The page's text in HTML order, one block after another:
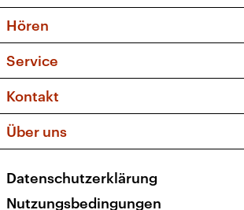
Sendungen und Podcasts
Musikliste
Kakadu – Das Kinderprogramm
Hören
Frequenzen (UKW + DAB+)
Service
FAQ
Apps
Newsletter
Veranstaltungen
Kontakt
Social Media
Über uns
Presse
Datenschutzerklärung
Nutzungsbedingungen